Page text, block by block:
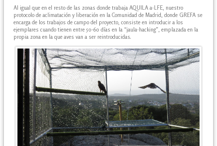
Al igual que en el resto de las zonas donde trabaja AQUILA a-LFE, nuestro
protocolo de aclimatación y liberación en la Comunidad de Madrid, donde GREFA se
encarga de los trabajos de campo del proyecto, consiste en introducir a los
ejemplares cuando tienen entre 50-60 días en la “jaula-hacking”, emplazada en la
propia zona en la que aves van a ser reintroducidas.